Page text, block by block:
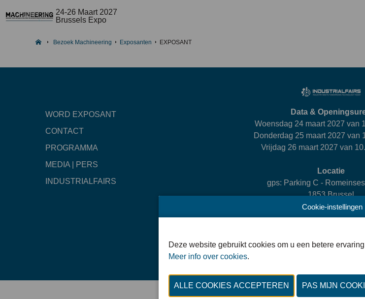
24-26 Maart 2027
Brussels Expo
Bezoek Machineering Exposanten EXPOSANT
WORD EXPOSANT
CONTACT
PROGRAMMA
MEDIA | PERS
INDUSTRIALFAIRS
Data &
Woensdag 24 maart 2027 van
Donderdag 25 maart 2027 van
Vrijdag 26 maart 2027 van
Locatie
gps: Parking C -
1853 Brussel
Privacy Policy
Cookie-instellingen
Deze website gebruikt cookies om u een betere
Meer info over cookies.